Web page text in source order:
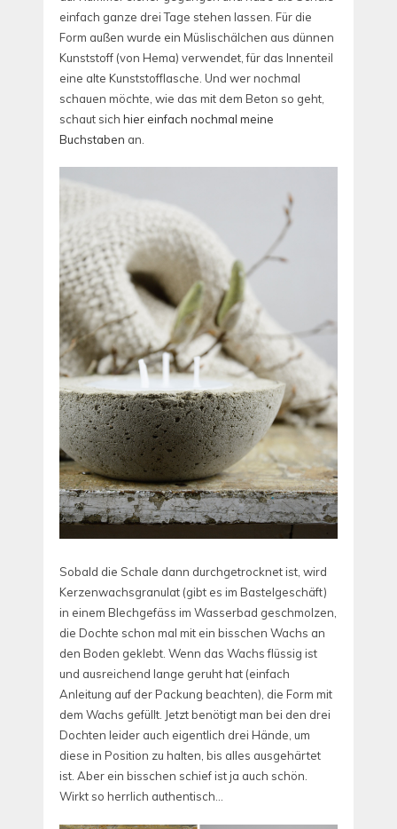
einfach ganze drei Tage stehen lassen. Für die
Form außen wurde ein Müslischälchen aus dünnen
Kunststoff (von Hema) verwendet, für das Innenteil
eine alte Kunststofflasche. Und wer nochmal
schauen möchte, wie das mit dem Beton so geht,
schaut sich hier einfach nochmal meine
Buchstaben an.
Sobald die Schale dann durchgetrocknet ist, wird
Kerzenwachsgranulat (gibt es im Bastelgeschäft)
in einem Blechgefäss im Wasserbad geschmolzen,
die Dochte schon mal mit ein bisschen Wachs an
den Boden geklebt. Wenn das Wachs flüssig ist
und ausreichend lange geruht hat (einfach
Anleitung auf der Packung beachten), die Form mit
dem Wachs gefüllt. Jetzt benötigt man bei den drei
Dochten leider auch eigentlich drei Hände, um
diese in Position zu halten, bis alles ausgehärtet
ist. Aber ein bisschen schief ist ja auch schön.
Wirkt so herrlich authentisch…